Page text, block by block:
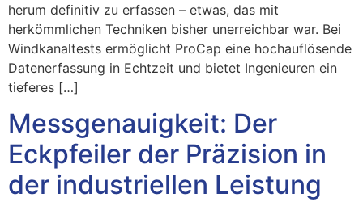
herum definitiv zu erfassen – etwas, das mit
herkömmlichen Techniken bisher unerreichbar war. Bei
Windkanaltests ermöglicht ProCap eine hochauflösende
Datenerfassung in Echtzeit und bietet Ingenieuren ein
tieferes […]
Messgenauigkeit: Der
Eckpfeiler der Präzision in
der industriellen Leistung